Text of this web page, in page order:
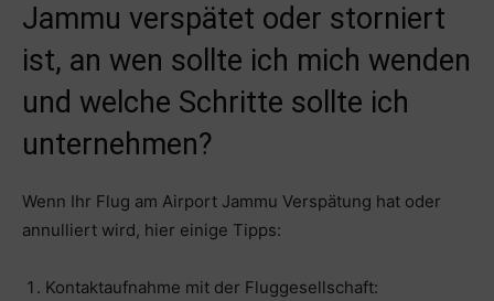
Jammu verspätet oder storniert
ist, an wen sollte ich mich wenden
und welche Schritte sollte ich
unternehmen?
Wenn Ihr Flug am Airport Jammu Verspätung hat oder
annulliert wird, hier einige Tipps:
Kontaktaufnahme mit der Fluggesellschaft: